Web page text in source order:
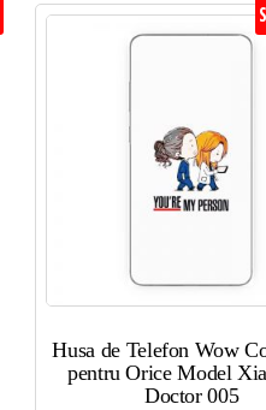
Husa de Telefon Wow
pentru Orice Model
Doctor 005